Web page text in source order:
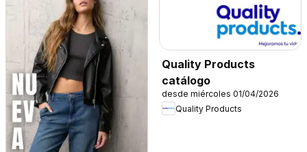
Quality Products
catálogo
desde miércoles 01/04/2026
Quality Products